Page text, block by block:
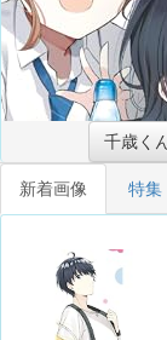
千歳く
新着画像 特集